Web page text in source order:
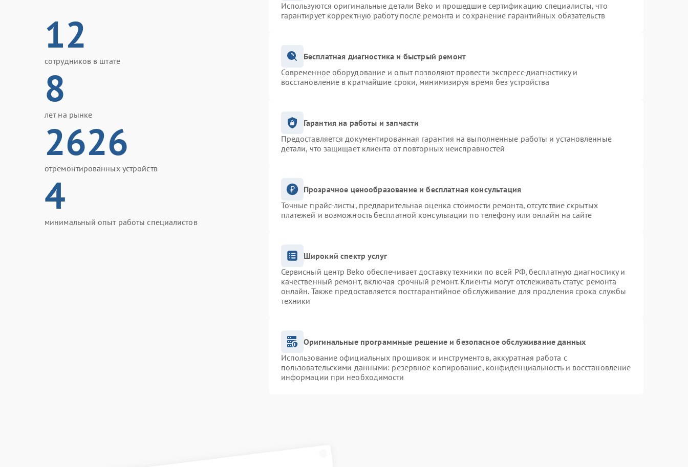
12
сотрудников в штате
8
лет на рынке
2626
отремонтированных устройств
4
минимальный опыт работы специалистов
Используются оригинальные детали Beko и прошедшие сертификацию специалисты, что
гарантирует корректную работу после ремонта и сохранение гарантийных обязательств
Бесплатная диагностика и быстрый ремонт
Современное оборудование и опыт позволяют провести экспресс-диагностику и
восстановление в кратчайшие сроки, минимизируя время без устройства
Гарантия на работы и запчасти
Предоставляется документированная гарантия на выполненные работы и установленные
детали, что защищает клиента от повторных неисправностей
Прозрачное ценообразование и бесплатная консультация
Точные прайс-листы, предварительная оценка стоимости ремонта, отсутствие скрытых
платежей и возможность бесплатной консультации по телефону или онлайн на сайте
Широкий спектр услуг
Сервисный центр Beko обеспечивает доставку техники по всей РФ, бесплатную диагностику и
качественный ремонт, включая срочный ремонт. Клиенты могут отслеживать статус ремонта
онлайн. Также предоставляется постгарантийное обслуживание для продления срока службы
техники
Оригинальные программные решение и безопасное обслуживание данных
Использование официальных прошивок и инструментов, аккуратная работа с
пользовательскими данными: резервное копирование, конфиденциальность и восстановление
информации при необходимости